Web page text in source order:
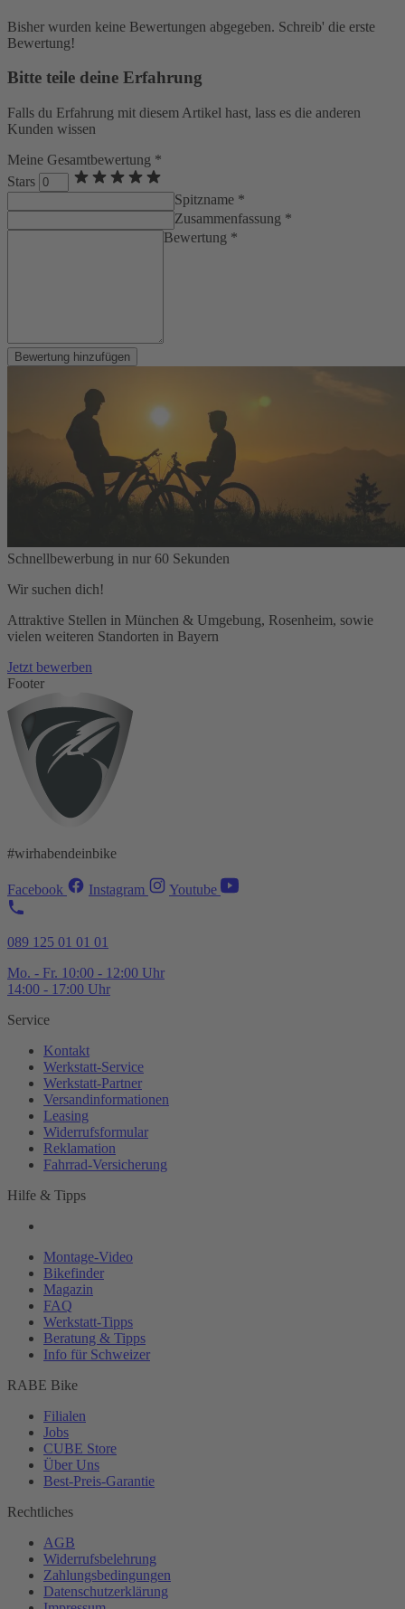
Bisher wurden keine Bewertungen abgegeben. Schreib' die erste
Bewertung!
Bitte teile deine Erfahrung
Falls du Erfahrung mit diesem Artikel hast, lass es die anderen
Kunden wissen
Meine Gesamtbewertung *
Stars
Spitzname *
Zusammenfassung *
Bewertung *
Bewertung hinzufügen
Schnellbewerbung in nur 60 Sekunden
Wir suchen dich!
Attraktive Stellen in München & Umgebung, Rosenheim, sowie
vielen weiteren Standorten in Bayern
Jetzt bewerben
Footer
#wirhabendeinbike
Facebook Instagram Youtube
089 125 01 01 01
Mo. - Fr. 10:00 - 12:00 Uhr
14:00 - 17:00 Uhr
Service
Kontakt
Werkstatt-Service
Werkstatt-Partner
Versandinformationen
Leasing
Widerrufsformular
Reklamation
Fahrrad-Versicherung
Hilfe & Tipps
Montage-Video
Bikefinder
Magazin
FAQ
Werkstatt-Tipps
Beratung & Tipps
Info für Schweizer
RABE Bike
Filialen
Jobs
CUBE Store
Über Uns
Best-Preis-Garantie
Rechtliches
AGB
Widerrufsbelehrung
Zahlungsbedingungen
Datenschutzerklärung